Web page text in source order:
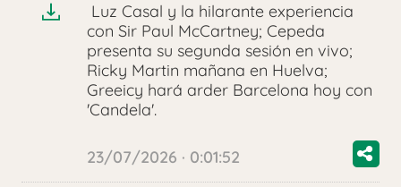
Luz Casal y la hilarante experiencia
con Sir Paul McCartney; Cepeda
presenta su segunda sesión en vivo;
Ricky Martin mañana en Huelva;
Greeicy hará arder Barcelona hoy con
'Candela'.
23/07/2026 · 0:01:52